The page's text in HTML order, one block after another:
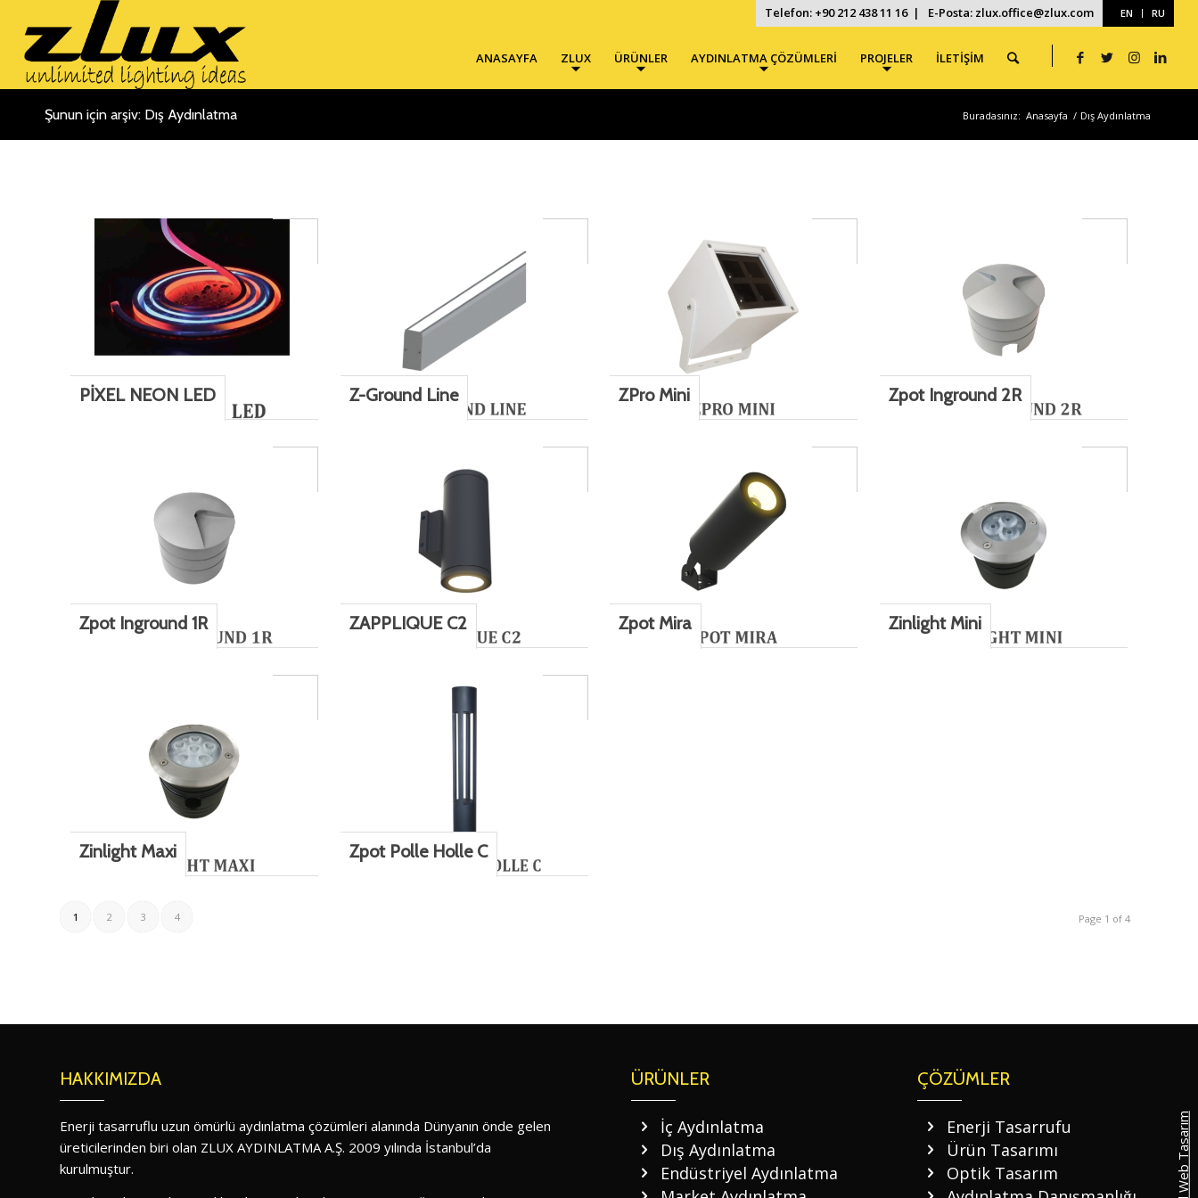
EN RU
Telefon: +90 212 438 11 16 | E-Posta: zlux.office@zlux.com
ANASAYFA ZLUX ÜRÜNLER AYDINLATMA ÇÖZÜMLERİ PROJELER İLETİŞİM
Şunun için arşiv: Dış Aydınlatma Buradasınız: Anasayfa / Dış Aydınlatma
PİXEL NEON LED Z-Ground Line ZPro Mini Zpot Inground 2R
Zpot Inground 1R ZAPPLIQUE C2 Zpot Mira Zinlight Mini
Zinlight Maxi Zpot Polle Holle C
Page 1 of 4
1 2 3 4
HAKKIMIZDA
Enerji tasarruflu uzun ömürlü aydınlatma çözümleri alanında Dünyanın önde gelen
üreticilerinden biri olan ZLUX AYDINLATMA A.Ş. 2009 yılında İstanbul’da
kurulmuştur.
ÜRÜNLER
İç Aydınlatma
Dış Aydınlatma
Endüstriyel Aydınlatma
ÇÖZÜMLER
Enerji Tasarrufu
Ürün Tasarımı
Optik Tasarım